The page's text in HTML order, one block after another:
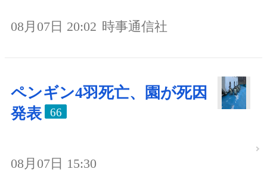
08月07日 20:02 時事通信社
ペンギン4羽死亡、園が死因
発表
66
08月07日 15:30